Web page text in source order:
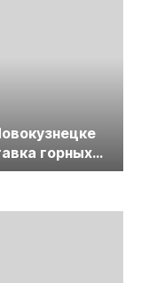
горных
России и